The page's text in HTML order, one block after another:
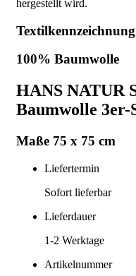
hergestellt wird.
Textilkennzeichnung
100% Baumwolle
HANS NATUR
Baumwolle 3er-
Maße 75 x 75 cm
Liefertermin
Sofort lieferbar
Lieferdauer
1-2 Werktage
Artikelnummer